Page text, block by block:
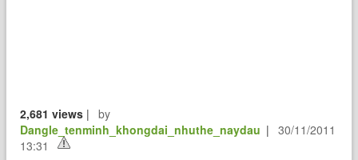
2,681 views |
by
Dangle_tenminh_khongdai_nhuthe_naydau |
30/11/2011
13:31